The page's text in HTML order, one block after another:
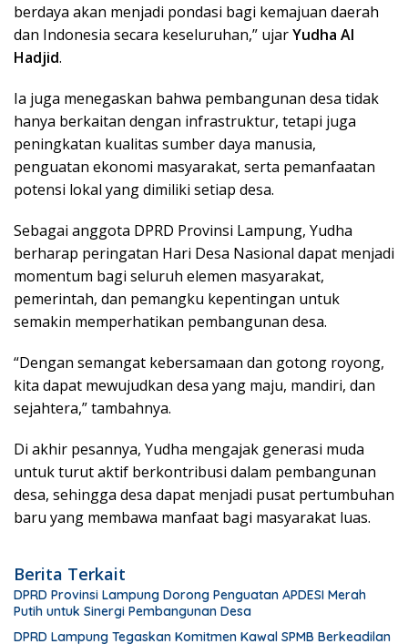
berdaya akan menjadi pondasi bagi kemajuan daerah
dan Indonesia secara keseluruhan,” ujarYudha Al
Hadjid.
Ia juga menegaskan bahwa pembangunan desa tidak
hanya berkaitan dengan infrastruktur, tetapi juga
peningkatan kualitas sumber daya manusia,
penguatan ekonomi masyarakat, serta pemanfaatan
potensi lokal yang dimiliki setiap desa.
Sebagai anggota DPRD Provinsi Lampung, Yudha
berharap peringatan Hari Desa Nasional dapat menjadi
momentum bagi seluruh elemen masyarakat,
pemerintah, dan pemangku kepentingan untuk
semakin memperhatikan pembangunan desa.
“Dengan semangat kebersamaan dan gotong royong,
kita dapat mewujudkan desa yang maju, mandiri, dan
sejahtera,” tambahnya.
Di akhir pesannya, Yudha mengajak generasi muda
untuk turut aktif berkontribusi dalam pembangunan
desa, sehingga desa dapat menjadi pusat pertumbuhan
baru yang membawa manfaat bagi masyarakat luas.
Berita Terkait
DPRD Provinsi Lampung Dorong Penguatan APDESI Merah
Putih untuk Sinergi Pembangunan Desa
DPRD Lampung Tegaskan Komitmen Kawal SPMB Berkeadilan